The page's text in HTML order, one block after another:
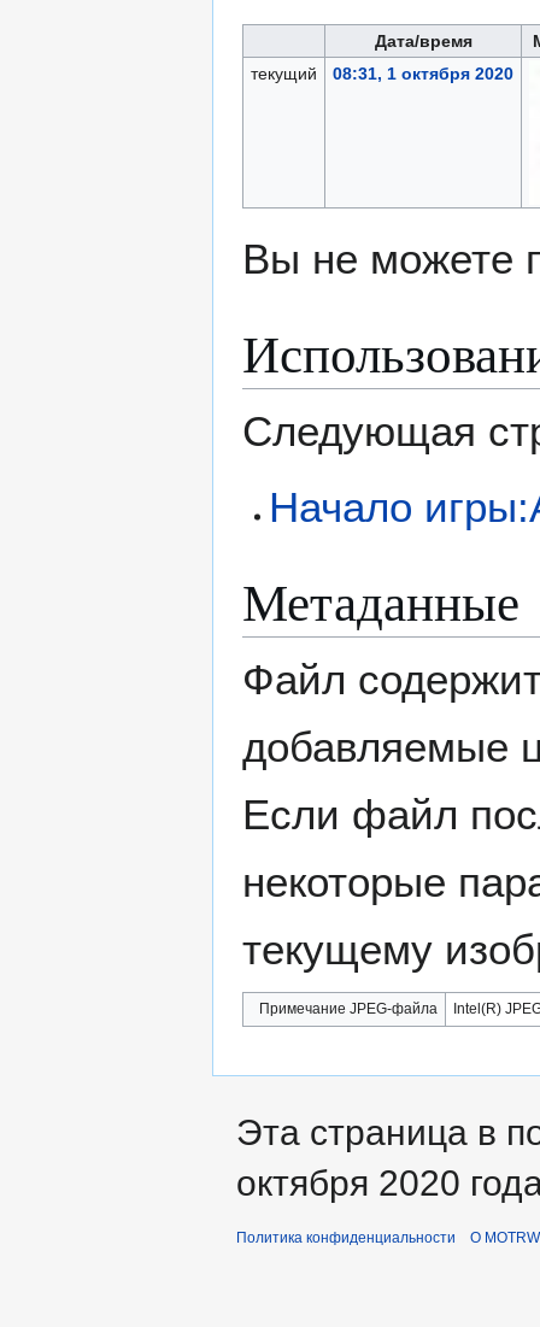
Дата/время
текущий
08:31, 1 октября 2020
Вы не можете
Следующая
Начало
Метаданные
Файл
добавляемые
Если файл
некоторые
текущему
Примечание JPEG-файла Intel(R)
Эта страница в
октября 2020
Политика конфиденциальности О